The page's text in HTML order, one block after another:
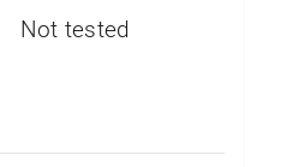
Not tested